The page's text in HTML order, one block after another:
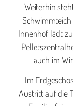
Weiterhin
Innenhof lädt
auch im
Im
Austritt auf die